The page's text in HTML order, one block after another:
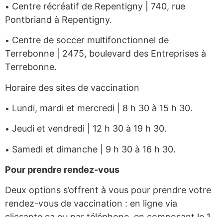
• Centre récréatif de Repentigny | 740, rue
Pontbriand à Repentigny.
• Centre de soccer multifonctionnel de
Terrebonne | 2475, boulevard des Entreprises à
Terrebonne.
Horaire des sites de vaccination
• Lundi, mardi et mercredi | 8 h 30 à 15 h 30.
• Jeudi et vendredi | 12 h 30 à 19 h 30.
• Samedi et dimanche | 9 h 30 à 16 h 30.
Pour prendre rendez-vous
Deux options s’offrent à vous pour prendre votre
rendez-vous de vaccination : en ligne via